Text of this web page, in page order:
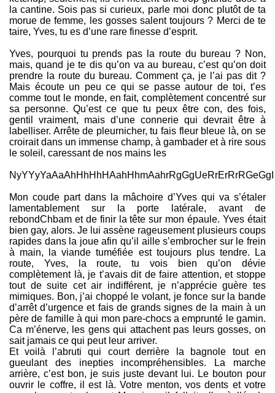
la cantine. Sois pas si curieux, parle moi donc plutôt de ta
morue de femme, les gosses salent toujours ? Merci de te
taire, Yves, tu es d’une rare finesse d’esprit.
Yves, pourquoi tu prends pas la route du bureau ? Non,
mais, quand je te dis qu’on va au bureau, c’est qu’on doit
prendre la route du bureau. Comment ça, je l’ai pas dit ?
Mais écoute un peu ce qui se passe autour de toi, t’es
comme tout le monde, en fait, complètement concentré sur
sa personne. Qu’est ce que tu peux être con, des fois,
gentil vraiment, mais d’une connerie qui devrait être à
labelliser. Arrête de pleurnicher, tu fais fleur bleue là, on se
croirait dans un immense champ, à gambader et à rire sous
le soleil, caressant de nos mains les
NyYYyYaAaAhHhHhHAahHhmAahrRgGgUeRrErRrRGeGgI
Mon coude part dans la mâchoire d’Yves qui va s’étaler
lamentablement sur la porte latérale, avant de
rebondChbam et de finir la tête sur mon épaule. Yves était
bien gay, alors. Je lui assène rageusement plusieurs coups
rapides dans la joue afin qu’il aille s’embrocher sur le frein
à main, la viande tuméfiée est toujours plus tendre. La
route, Yves, la route, tu vois bien qu’on dévie
complètement là, je t’avais dit de faire attention, et stoppe
tout de suite cet air indifférent, je n’apprécie guère tes
mimiques. Bon, j’ai choppé le volant, je fonce sur la bande
d’arrêt d’urgence et fais de grands signes de la main à un
père de famille à qui mon pare-chocs a emprunté le gamin.
Ca m’énerve, les gens qui attachent pas leurs gosses, on
sait jamais ce qui peut leur arriver.
Et voilà l’abruti qui court derrière la bagnole tout en
gueulant des inepties incompréhensibles. La marche
arrière, c’est bon, je suis juste devant lui. Le bouton pour
ouvrir le coffre, il est là. Votre menton, vos dents et votre